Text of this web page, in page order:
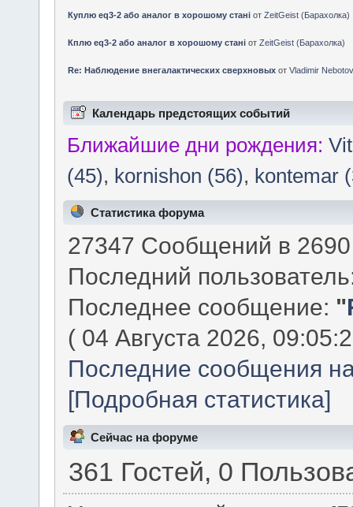
Куплю eq3-2 або аналог в хорошому станіот ZeitGeist(Барахолка)
Кплю eq3-2 або аналог в хорошому станіот ZeitGeist(Барахолка)
Re: Наблюдение внегалактических сверхновыхот Vladimir Nebotov
Календарь предстоящих событий
Ближайшие дни рождения:
(45), kornishon (56), kontemar
Статистика форума
27347 Сообщений в
Последний
Последнее сообщение: "
( 04 Августа 2026,
Последние сообщения
[Подробная статистика]
Сейчас на форуме
361 Гостей, 0